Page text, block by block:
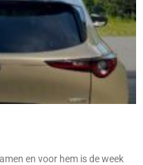
en voor hem is de week